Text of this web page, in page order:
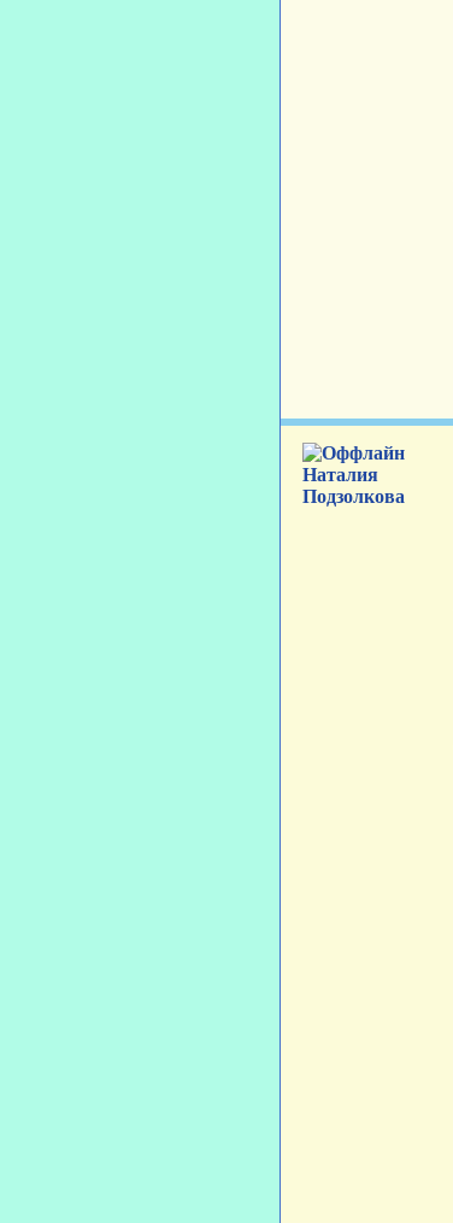
Наталия
Подзолкова